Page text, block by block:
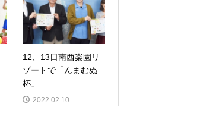
12、13日南西楽園リ
ゾートで「んまむぬ
杯」
2022.02.10